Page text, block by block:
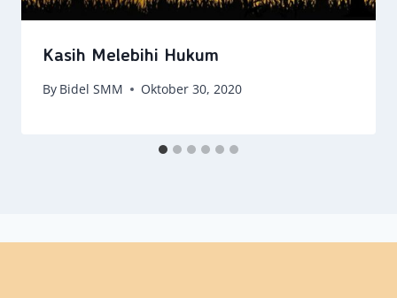
Kasih Melebihi Hukum
By Bidel SMM Oktober 30, 2020